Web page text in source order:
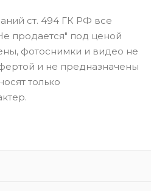
ст. 494 ГК РФ все
продается" под ценой
фотоснимки и видео не
и не предназначены
только